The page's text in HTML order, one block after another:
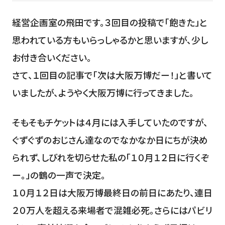
経営企画室の飛田です。３回目の投稿で「飽きた」と
思われている方もいらっしゃるかと思いますが、少し
お付き合いください。
さて、１回目の記事で「次は大阪万博だー！」と書いて
いましたが、ようやく大阪万博に行ってきました。
そもそもチケットは４月には入手していたのですが、
ぐずぐずのおじさん達なのでなかなか日にちが決め
られず、しびれを切らせた私の「１０月１２日に行くぞ
ー。」の鶴の一声で決定。
１０月１２日は大阪万博最終日の前日にあたり、連日
２０万人を超える来場者で混雑必死。さらにはパビリ